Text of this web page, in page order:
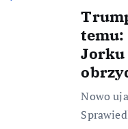
temu:
Jorku
Nowo